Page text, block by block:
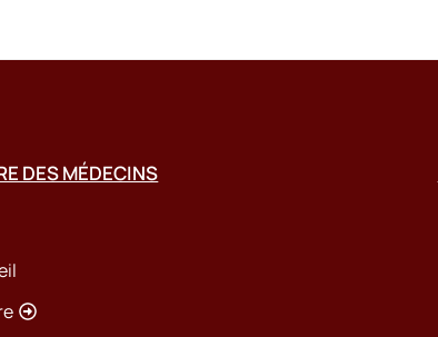
DES MÉDECINS